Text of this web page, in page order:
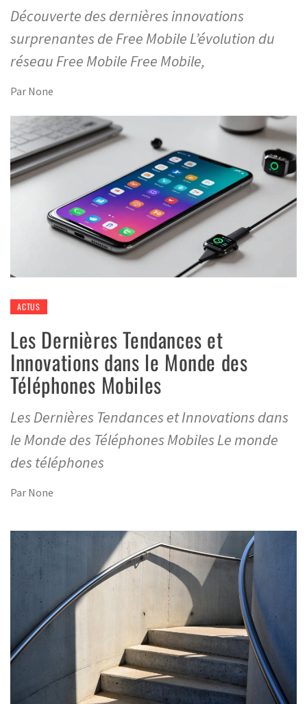
Découverte des dernières innovations
surprenantes de Free Mobile L’évolution du
réseau Free Mobile Free Mobile,
Par None
ACTUS
Les Dernières Tendances et
Innovations dans le Monde des
Téléphones Mobiles
Les Dernières Tendances et Innovations dans
le Monde des Téléphones Mobiles Le monde
des téléphones
Par None